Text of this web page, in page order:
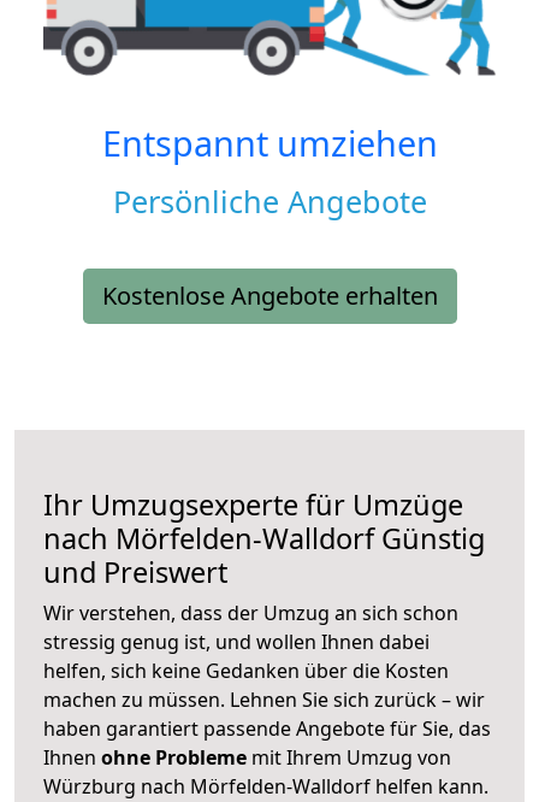
Entspannt umziehen
Persönliche Angebote
Kostenlose Angebote erhalten
Ihr Umzugsexperte für Umzüge
nach Mörfelden-WalldorfGünstig
und Preiswert
Wir verstehen, dass der Umzug an sich schon
stressig genug ist, und wollen Ihnen dabei
helfen, sich keine Gedanken über die Kosten
machen zu müssen. Lehnen Sie sich zurück – wir
haben garantiert passende Angebote für Sie, das
Ihnen ohne Probleme mit Ihrem Umzug von
Würzburg nach Mörfelden-Walldorf helfen kann.